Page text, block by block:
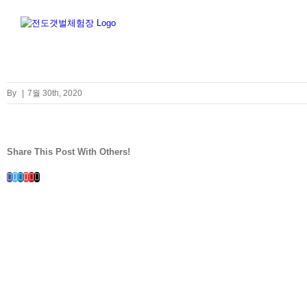
By 7월 30th, 2020
Share This Post With Others!
Facebook
Twitter
LinkedIn
Whatsapp
Google+
Pinterest
Email